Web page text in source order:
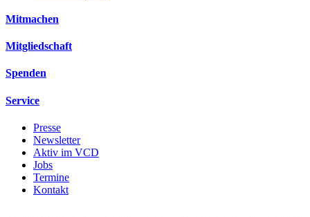
Mitmachen
Mitgliedschaft
Spenden
Service
Presse
Newsletter
Aktiv im VCD
Jobs
Termine
Kontakt